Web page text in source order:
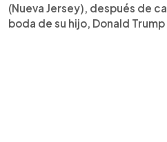
(Nueva Jersey), después de
boda de su hijo, Donald Trump